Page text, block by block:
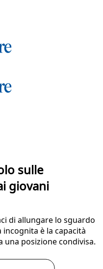
sulle
giovani
di allungare lo sguardo
è la capacità
una posizione condivisa.